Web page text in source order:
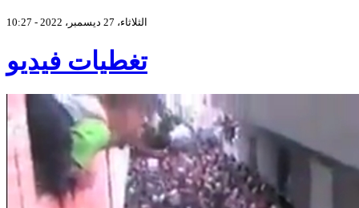
الثلاثاء، 27 ديسمبر، 2022 - 10:27
تغطيات فيديو